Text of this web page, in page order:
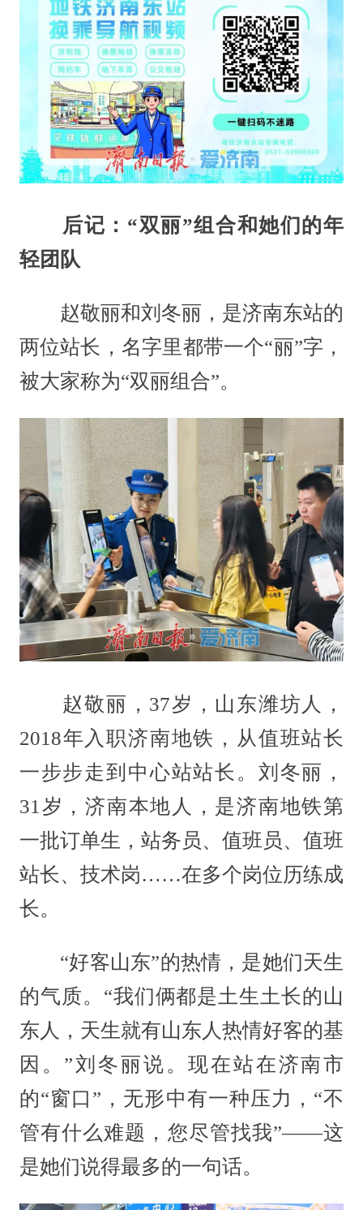
后记：“双丽”组合和她们的年
轻团队
赵敬丽和刘冬丽，是济南东站的
两位站长，名字里都带一个“丽”字，
被大家称为“双丽组合”。
赵敬丽，37岁，山东潍坊人，
2018年入职济南地铁，从值班站长
一步步走到中心站站长。刘冬丽，
31岁，济南本地人，是济南地铁第
一批订单生，站务员、值班员、值班
站长、技术岗……在多个岗位历练成
长。
“好客山东”的热情，是她们天生
的气质。“我们俩都是土生土长的山
东人，天生就有山东人热情好客的基
因。”刘冬丽说。现在站在济南市
的“窗口”，无形中有一种压力，“不
管有什么难题，您尽管找我”——这
是她们说得最多的一句话。